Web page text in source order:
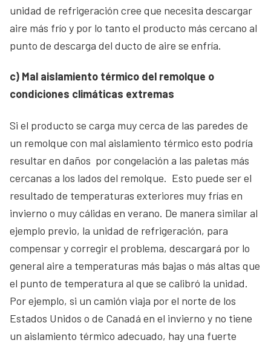
unidad de refrigeración cree que necesita descargar
aire más frío y por lo tanto el producto más cercano al
punto de descarga del ducto de aire se enfría.
c) Mal aislamiento térmico del remolque o
condiciones climáticas extremas
Si el producto se carga muy cerca de las paredes de
un remolque con mal aislamiento térmico esto podría
resultar en daños por congelación a las paletas más
cercanas a los lados del remolque. Esto puede ser el
resultado de temperaturas exteriores muy frías en
invierno o muy cálidas en verano. De manera similar al
ejemplo previo, la unidad de refrigeración, para
compensar y corregir el problema, descargará por lo
general aire a temperaturas más bajas o más altas que
el punto de temperatura al que se calibró la unidad.
Por ejemplo, si un camión viaja por el norte de los
Estados Unidos o de Canadá en el invierno y no tiene
un aislamiento térmico adecuado, hay una fuerte